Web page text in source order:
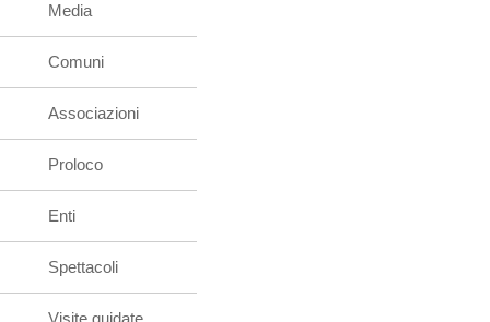
Media
Comuni
Associazioni
Proloco
Enti
Spettacoli
Visite guidate